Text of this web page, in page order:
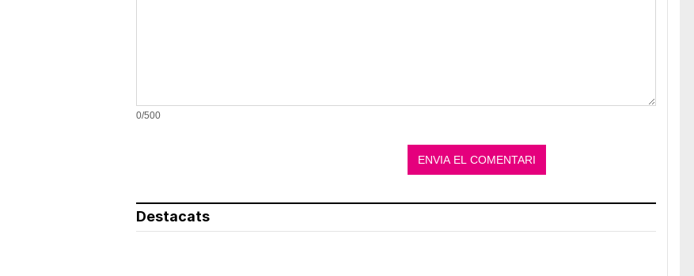
0/500
Destacats